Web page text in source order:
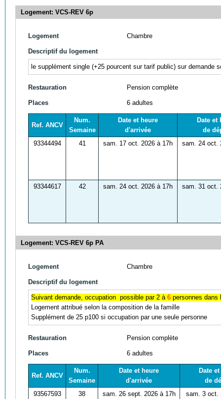
Logement: VCS-REV 6p
Logement Chambre
Descriptif du logement
le supplément single (+25 pourcent sur tarif public) sur demande
Restauration Pension complète
Places 6 adultes
Ref. ANCV
Num.
Semaine
Date et heure
d'arrivée
Date et
de
93344494
41 sam. 17 oct. 2026 à 17h sam. 24 oct.
93344617 42 sam. 24 oct. 2026 à 17h sam. 31 oct.
Logement: VCS-REV 6p PA
Logement Chambre
Descriptif du logement
Suivant demande, occupation possible par 2 à 6 personnes dans
Logement attribué selon la composition de la famille
Supplément de 25 p100 si occupation par une seule personne
Restauration Pension complète
Places 6 adultes
Ref. ANCV
Num.
Semaine
Date et heure
d'arrivée
Date
de
93567593
38 sam. 26 sept. 2026 à 17h sam. 3 oct.